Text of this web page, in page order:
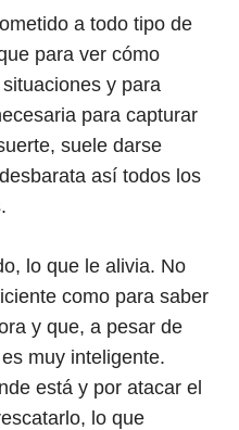
a todo tipo de
para ver cómo
y para
para capturar
suele darse
así todos los
lo que le alivia. No
como para saber
y que, a pesar de
muy inteligente.
está y por atacar el
lo que